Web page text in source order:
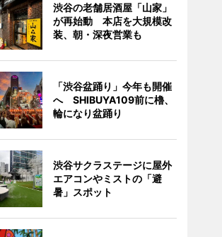
渋谷の老舗居酒屋「山家」
が再始動 本店を大規模改
装、朝・深夜営業も
「渋谷盆踊り」今年も開催
へ SHIBUYA109前に櫓、
輪になり盆踊り
渋谷サクラステージに屋外
エアコンやミストの「避
暑」スポット